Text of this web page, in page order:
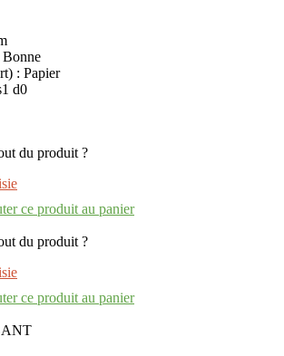
Bonne
: Papier
d0
du produit ?
ce produit au panier
du produit ?
ce produit au panier